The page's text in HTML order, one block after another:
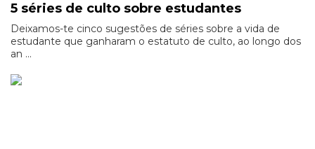
5 séries de culto sobre estudantes
Deixamos-te cinco sugestões de séries sobre a vida de
estudante que ganharam o estatuto de culto, ao longo dos
an ...